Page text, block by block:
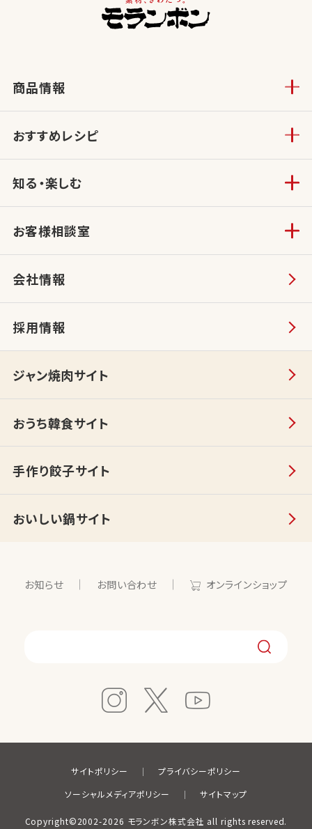
商品情報
おすすめレシピ
知る・楽しむ
お客様相談室
会社情報
採用情報
ジャン焼肉サイト
おうち韓食サイト
手作り餃子サイト
おいしい鍋サイト
お知らせ お問い合わせ オンラインショップ
Copyright©2002-2026 モランボン株式会社 all rights reserved.
サイトポリシー
プライバシーポリシー
ソーシャルメディアポリシー
サイトマップ